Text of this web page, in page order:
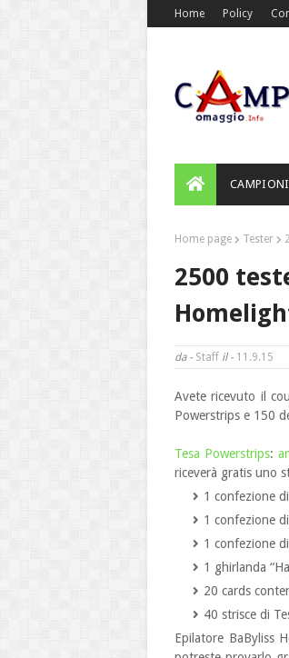
Home Policy
Home page Tester
2500
da - Staff il - 11.9.15
Avete ricevuto il
Powerstrips e 150
Tesa Powerstrips:
riceverà gratis uno
1 confezione
1 confezione
1 confezione
1 ghirlanda
20 cards
40 strisce di
Epilatore BaByliss